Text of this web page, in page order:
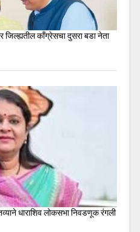
जिल्ह्यतील कॉंग्रेसचा दुसरा बडा नेता
धाराशिव लोकसभा निवडणूक रंगली